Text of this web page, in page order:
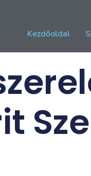
Kezdőoldal